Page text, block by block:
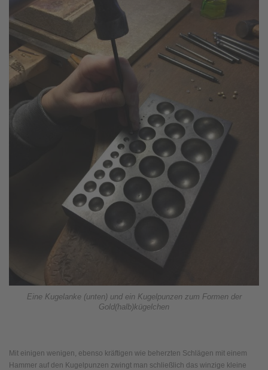
Eine Kugelanke (unten) und ein Kugelpunzen zum Formen der
Gold(halb)kügelchen
Mit einigen wenigen, ebenso kräftigen wie beherzten Schlägen mit einem
Hammer auf den Kugelpunzen zwingt man schließlich das winzige kleine